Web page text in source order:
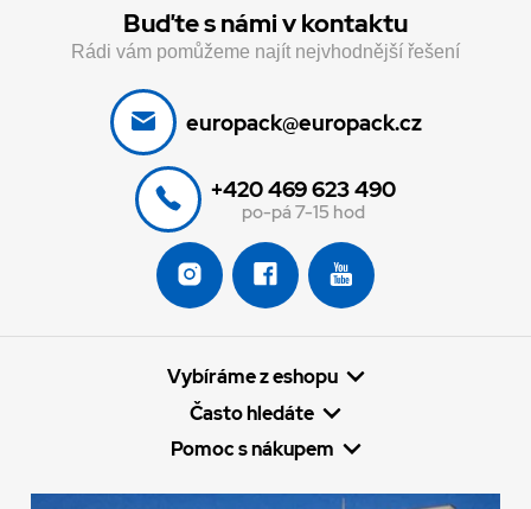
Buďte s námi v kontaktu
Rádi vám pomůžeme najít nejvhodnější řešení
europack@europack.cz
+420 469 623 490
po-pá 7-15 hod
Vybíráme z eshopu
Často hledáte
Pomoc s nákupem